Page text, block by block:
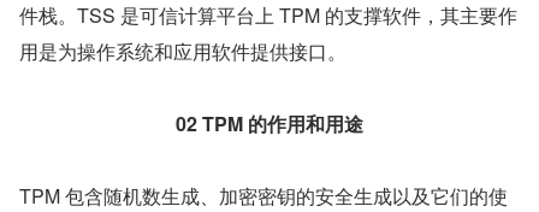
件栈。TSS 是可信计算平台上 TPM 的支撑软件，其主要作
用是为操作系统和应用软件提供接口。
02TPM 的作用和用途
TPM 包含随机数生成、加密密钥的安全生成以及它们的使